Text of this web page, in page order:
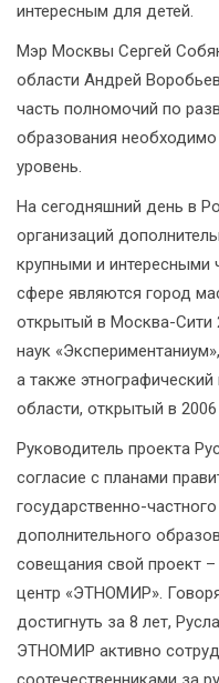
интересным для детей.
Мэр Москвы Сергей
области Андрей
часть полномочий по
образования
уровень.
На сегодняшний день в
организаций
крупными и интересными
сфере являются город
открытый в Москва-Сити
наук
а также
области, открытый в 2006
Руководитель проекта
согласие с планами
государственно-
дополнительного
совещания свой проект
центр «ЭТНОМИР».
достигнуть за 8 лет,
ЭТНОМИР активно